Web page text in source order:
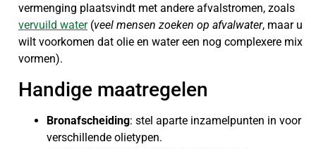
vermenging plaatsvindt met andere afvalstromen, zoals
vervuild water(veel mensen zoeken op afvalwater, maar u
wilt voorkomen dat olie en water een nog complexere mix
vormen).
Handige maatregelen
Bronafscheiding: stel aparte inzamelpunten in voor
verschillende olietypen.